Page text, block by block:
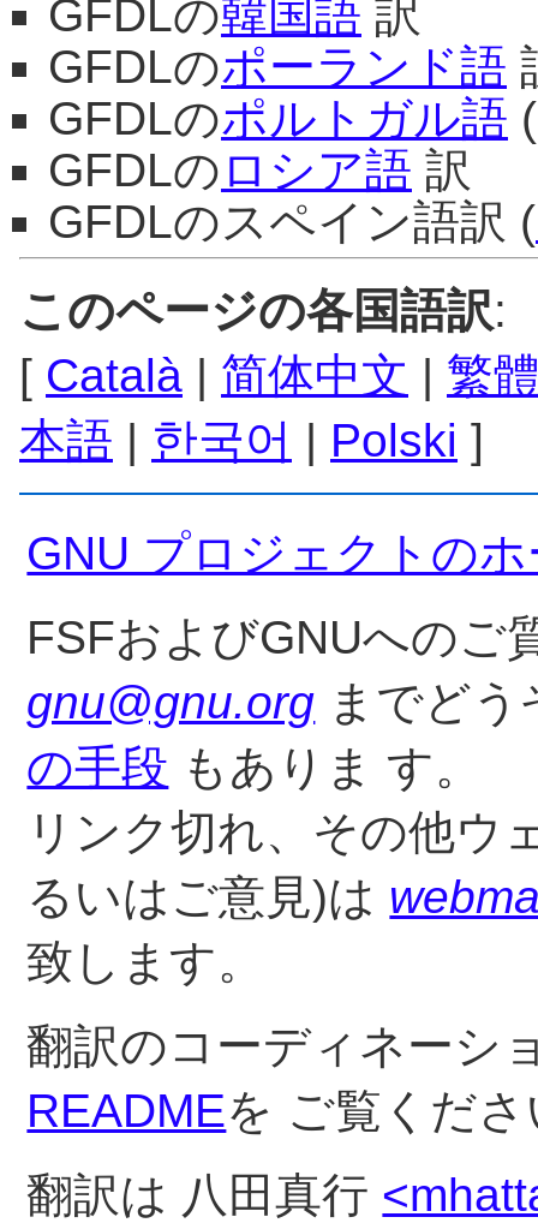
GFDLの韓国語 訳
GFDLのポーランド語
GFDLのポルトガル語
GFDLの ロシア語 訳
GFDLのスペイン語訳 (
このページの各国語訳:
[ Català | 简体中文 | 繁
本語 | 한국어 | Polski ]
GNU プロジェクトの
FSFおよびGNUへのご
gnu@gnu.org までど
の手段 もありま す。
リンク切れ、その他ウ
るいはご意見)は
致します。
翻訳のコーディネーシ
READMEを ご覧くだ
翻訳は 八田真行